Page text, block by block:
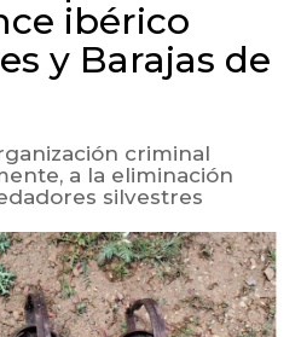
ibérico
y Barajas de
criminal
a la eliminación
silvestres